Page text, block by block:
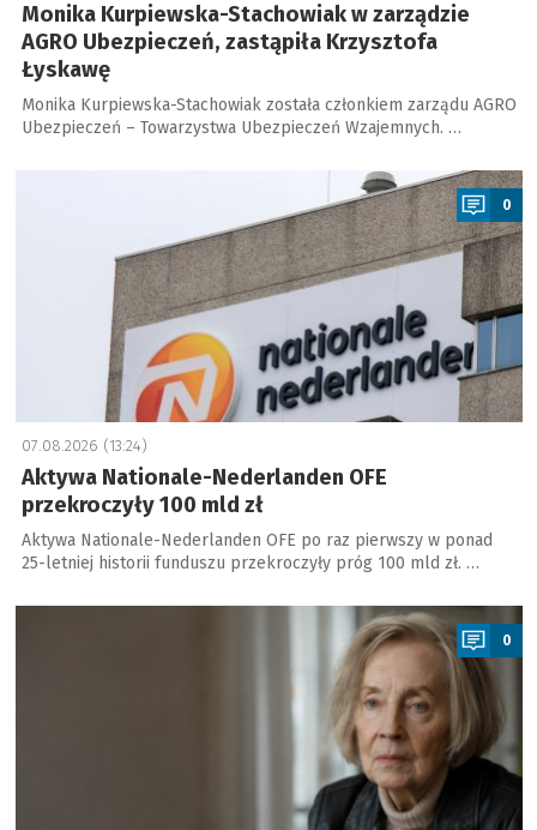
Monika Kurpiewska-Stachowiak w zarządzie
AGRO Ubezpieczeń, zastąpiła Krzysztofa
Łyskawę
Monika Kurpiewska-Stachowiak została członkiem zarządu AGRO
Ubezpieczeń – Towarzystwa Ubezpieczeń Wzajemnych. …
0
07.08.2026 (13:24)
Aktywa Nationale-Nederlanden OFE
przekroczyły 100 mld zł
Aktywa Nationale-Nederlanden OFE po raz pierwszy w ponad
25-letniej historii funduszu przekroczyły próg 100 mld zł. …
a
0